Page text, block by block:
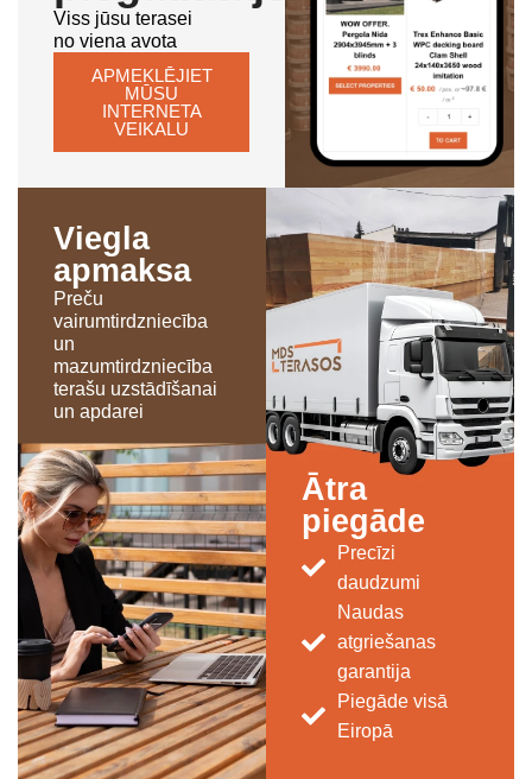
Viss jūsu terasei
no viena avota
APMEKLĒJIET
MŪSU
INTERNETA
VEIKALU
Viegla
apmaksa
Preču
vairumtirdzniecība
un
mazumtirdzniecība
terašu uzstādīšanai
un apdarei
Ātra
piegāde
Precīzi
daudzumi
Naudas
atgriešanas
garantija
Piegāde visā
Eiropā